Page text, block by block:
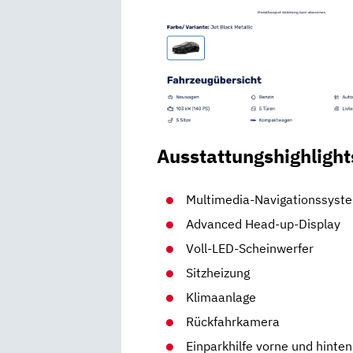
Multimedia-
Ad­van­ced Head-up-Display
Voll-LED-Schein­wer­fer
Sitzheizung
Klimaanlage
Rückfahrkamera
Einparkhilfe vorne und hinten